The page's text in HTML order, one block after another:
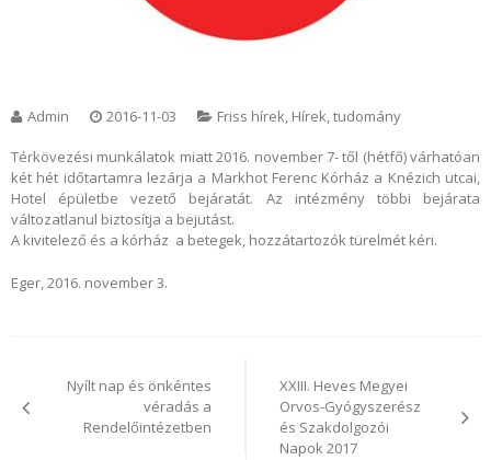
Admin 2016-11-03 Friss hírek, Hírek, tudomány
Térkövezési munkálatok miatt 2016. november 7- től (hétfő) várhatóan
két hét időtartamra lezárja a Markhot Ferenc Kórház a Knézich utcai,
Hotel épületbe vezető bejáratát. Az intézmény többi bejárata
változatlanul biztosítja a bejutást.
A kivitelező és a kórház a betegek, hozzátartozók türelmét kéri.
Eger, 2016. november 3.
navigációNyílt nap és önkéntes
véradás a
Rendelőintézetben
XXIII. Heves Megyei
Orvos-Gyógyszerész
és Szakdolgozói
Napok 2017